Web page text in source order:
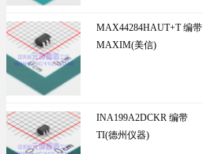
MAX44284HAUT+T 编带
MAXIM(美信)
INA199A2DCKR 编带
TI(德州仪器)